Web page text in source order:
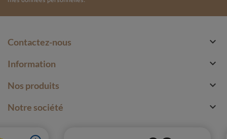
Contactez-nous 
Information 
Nos produits 
Notre société 